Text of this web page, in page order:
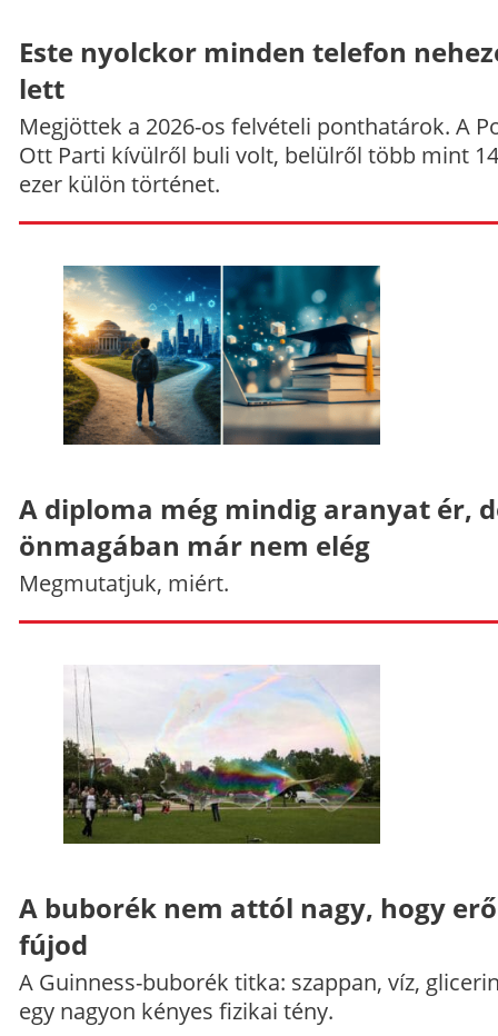
Este nyolckor minden telefon
lett
Megjöttek a 2026-os felvételi ponthatárok. A
Ott Parti kívülről buli volt, belülről több mint
ezer külön történet.
A diploma még mindig aranyat ér,
önmagában már nem elég
Megmutatjuk, miért.
A buborék nem attól nagy, hogy
fújod
A Guinness-buborék titka: szappan, víz,
egy nagyon kényes fizikai tény.